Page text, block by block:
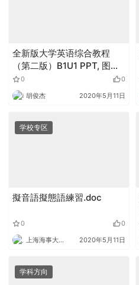
全新版大学英语综合教程
（第二版）B1U1 PPT, 图
片，文档.zip
0 0
胡俊杰 2020年5月11日
学校专区
擬音語擬態語練習.doc
0 0
上海海事大学外语 2020年5月11日
学科方向